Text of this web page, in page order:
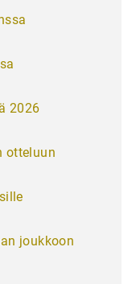
2026
otteluun
joukkoon